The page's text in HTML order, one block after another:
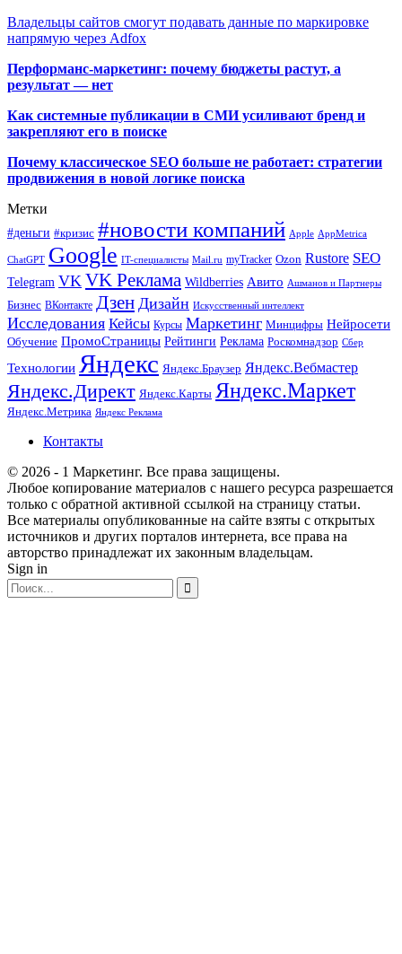
Владельцы сайтов смогут подавать данные по маркировке
напрямую через Adfox
Перформанс-маркетинг: почему бюджеты растут, а
результат — нет
Как системные публикации в СМИ усиливают бренд и
закрепляют его в поиске
Почему классическое SEO больше не работает: стратегии
продвижения в новой логике поиска
Метки
#деньги #кризис #новости компаний Apple AppMetrica
ChatGPT Google IT-специалисты Mail.ru myTracker Ozon Rustore SEO
Telegram VK VK Реклама Wildberries Авито Ашманов и Партнеры
Бизнес ВКонтакте Дзен Дизайн Искусственный интеллект
Исследования Кейсы Курсы Маркетинг Минцифры Нейросети
Обучение ПромоСтраницы Рейтинги Реклама Роскомнадзор Сбер
Технологии Яндекс Яндекс.Браузер Яндекс.Вебмастер
Яндекс.Директ Яндекс.Карты Яндекс.Маркет
Яндекс.Метрика Яндекс Реклама
Контакты
© 2026 - 1 Маркетинг. Все права защищены.
Любое копирование материалов с нашего ресурса разрешается
только с обратной активной ссылкой на страницу статьи.
Все материалы опубликованные на сайте взяты с открытых
источников и других порталов интернета, все права на
авторство принадлежат их законным владельцам.
Sign in